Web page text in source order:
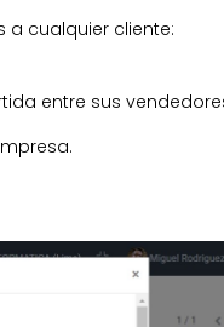
cualquier cliente:
entre sus